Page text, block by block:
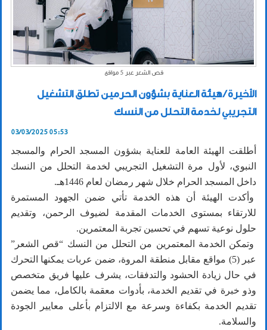
قص الشعر عبر 5 مواقع
الأخيرة / هيئة العناية بشؤون الحرمين تطلق التشغيل
التجريبي لخدمة التحلل من النسك
03/03/2025 05:53
أطلقت الهيئة العامة للعناية بشؤون المسجد الحرام والمسجد
النبوي، لأول مرة التشغيل التجريبي لخدمة التحلل من النسك
داخل المسجد الحرام خلال شهر رمضان لعام 1446هـ.
وأكدت الهيئة أن هذه الخدمة تأتي ضمن الجهود المستمرة
للارتقاء بمستوى الخدمات المقدمة لضيوف الرحمن، وتقديم
حلول نوعية تسهم في تحسين تجربة المعتمرين.
وتمكن الخدمة المعتمرين من التحلل من النسك “قص الشعر”
عبر (5) مواقع مقابل منطقة المروة، ضمن عربات يمكنها التحرك
في حال زيادة الحشود والتدفقات، يشرف عليها فريق متخصص
وذو خبرة في تقديم الخدمة، بأدوات معقمة بالكامل، مما يضمن
تقديم الخدمة بكفاءة وسرعة مع الالتزام بأعلى معايير الجودة
والسلامة.